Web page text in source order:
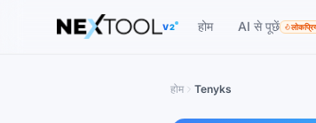
The AI tools directory — Find the Best AI Tools
V2 होम AI से पूछें
होम Tenyks